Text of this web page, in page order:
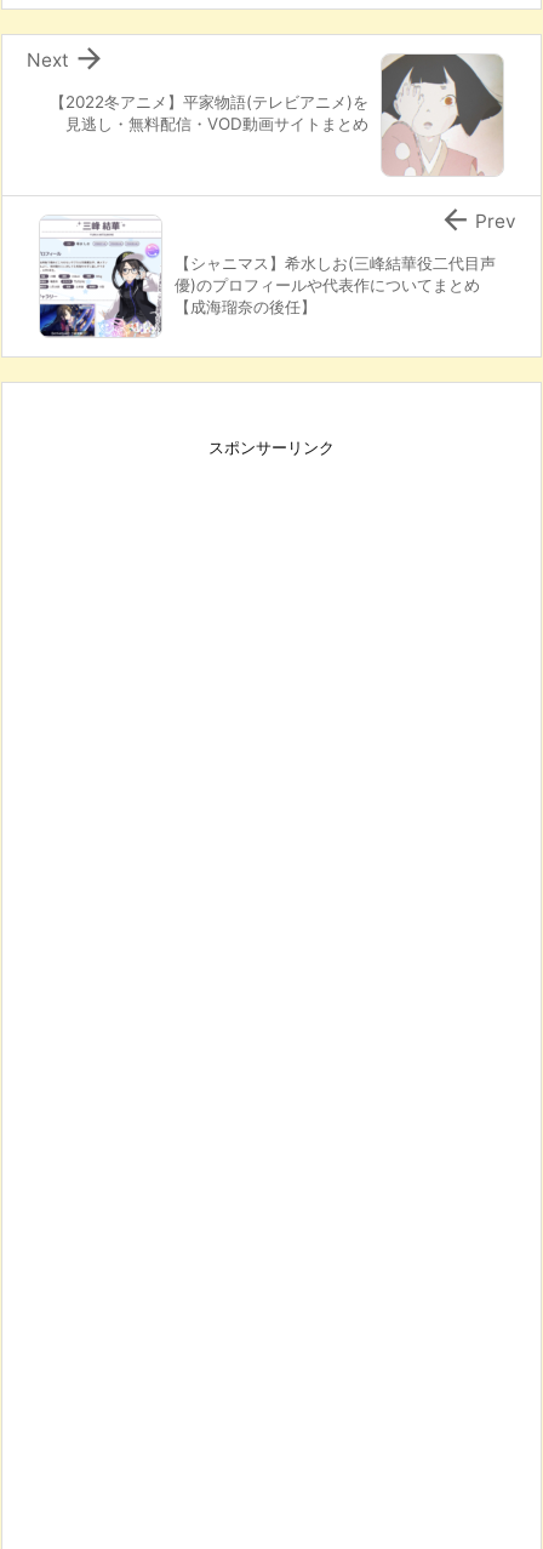
【2022冬アニメ】平家物語(テレビアニメ)を
見逃し・無料配信・VOD動画サイトまとめ

Next
【シャニマス】希水しお(三峰結華役二代目声
優)のプロフィールや代表作についてまとめ
【成海瑠奈の後任】
 Prev
スポンサーリンク